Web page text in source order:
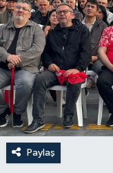
Paylaş
AKTÜEL
EĞİTİM
İLÇELER
OTOPARK
TEKNOLOJİ
Son Dakika
Haber Arşivi